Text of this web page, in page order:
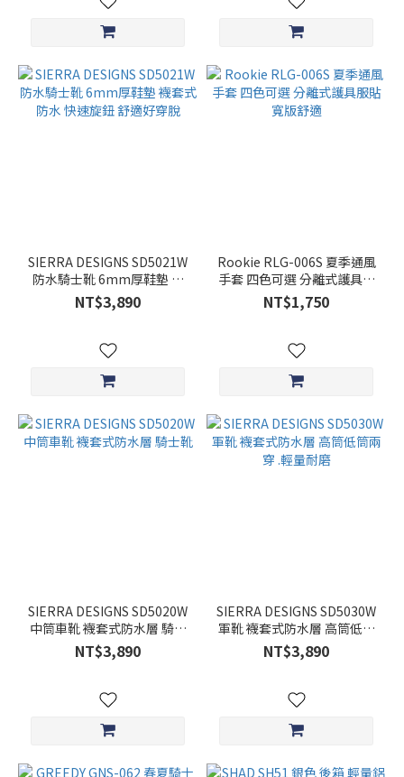
SIERRA DESIGNS SD5021W
防水騎士靴 6mm厚鞋墊 襪
套式防水 快速旋鈕 舒適好穿
脫
NT$3,890
Rookie RLG-006S 夏季通風
手套 四色可選 分離式護具服
貼 寬版舒適
NT$1,750
SIERRA DESIGNS SD5020W
中筒車靴 襪套式防水層 騎士
靴
NT$3,890
SIERRA DESIGNS SD5030W
軍靴 襪套式防水層 高筒低筒
兩穿 .輕量耐磨
NT$3,890